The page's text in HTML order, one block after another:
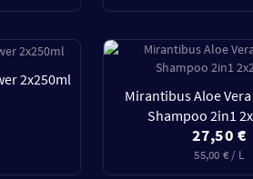
2x250ml
Mirantibus Aloe
Shampoo 2in1
27,50 €
55,00 € / L